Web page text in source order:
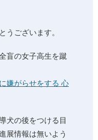
うございます。
盲の女子高生を蹴
嫌がらせをする 心
犬の後をつける目
展情報は無いよう